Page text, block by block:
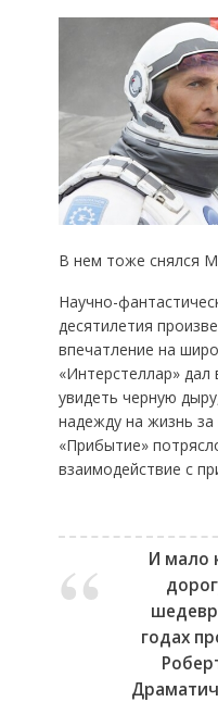
В нем тоже снялся
Научно-
десятилетия
впечатление на
«Интерстеллар»
увидеть черную
надежду на жизнь
«Прибытие»
взаимодействие с
И мало
годах